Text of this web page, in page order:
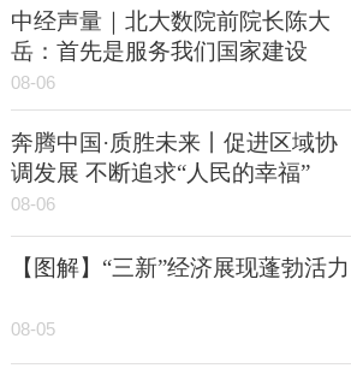
中经声量｜北大数院前院长陈大
岳：首先是服务我们国家建设
08-06
奔腾中国·质胜未来丨促进区域协
调发展 不断追求“人民的幸福”
08-06
【图解】“三新”经济展现蓬勃活力
08-05